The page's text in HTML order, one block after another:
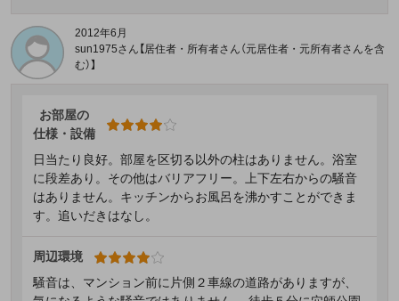
2012年6月
sun1975さん【居住者・所有者さん（元居住者・元所有者さんを含
む）】
お部屋の
仕様・設備
日当たり良好。部屋を区切る以外の柱はありません。浴室
に段差あり。その他はバリアフリー。上下左右からの騒音
はありません。キッチンからお風呂を沸かすことができま
す。追いだきはなし。
周辺環境
騒音は、マンション前に片側２車線の道路がありますが、